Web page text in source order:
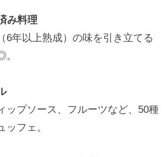
み料理
6年以上熟成）の味を引き立てる
ップソース、フルーツなど、50種
フェ。